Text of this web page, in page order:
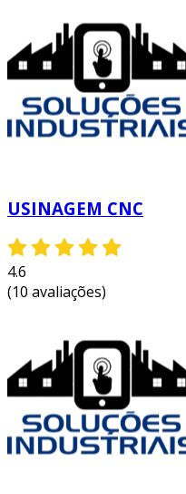
alta precisão:
tolerâncias mínimas,
rigorosos de
redução de tempo
processos
menor desperdício:
reaproveitamento de
versatilidade:
uma variedade de
máquina.
em suma, a usinagem cnc
eficiência da produção
a qualidade das peças
diversos setores
USINAGEM CNC
4.6
(10 avaliações)